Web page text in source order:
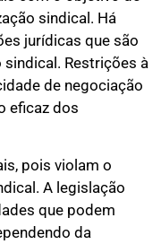
sindical. Há
jurídicas que são
Restrições à
de negociação
eficaz dos
pois violam o
A legislação
que podem
da